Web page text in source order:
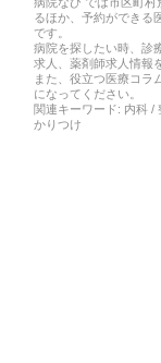
るほか、予約ができる
です。
病院を探したい時、診
求人、薬剤師求人情報
また、役立つ医療コラ
になってください。
関連キーワード: 内科 /
かりつけ